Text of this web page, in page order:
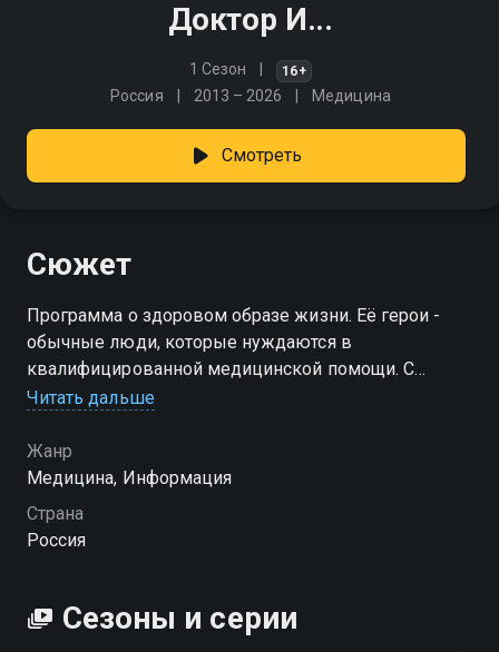
Доктор И...
1 Сезон 16+
Россия 2013 – 2026 Медицина
Смотреть
Сюжет
Программа о здоровом образе жизни. Её герои -
обычные люди, которые нуждаются в
квалифицированной медицинской помощи. С
помощью ведущих, а также врачей - гостей
рекомендации в борьбе с недугами
Читать дальше
Жанр
Медицина, Информация
Страна
Россия
Сезоны и серии